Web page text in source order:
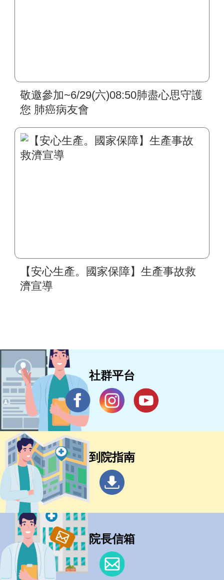
敬邀參加~6/29(六)08:50肺盡心思守護
您 肺癌病友會
【安心生產。國家保障】生產事故救
濟宣導
社群平台
到院指南
院長信箱